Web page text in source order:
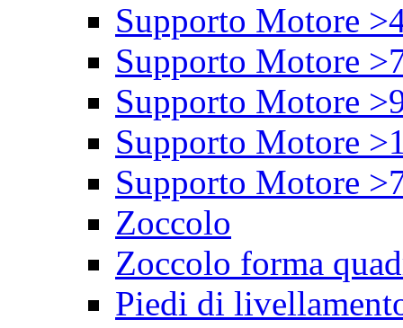
Supporto Motore
Supporto Motore
Supporto Motore
Supporto Motore
Supporto Motore
Zoccolo
Zoccolo forma
Piedi di